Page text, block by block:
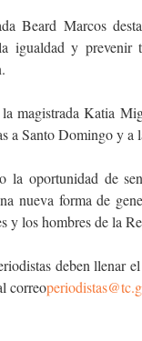
Beard Marcos
igualdad y prevenir
magistrada Katia
a Santo Domingo y a
oportunidad de
nueva forma de
y los hombres de la
deben llenar
correo